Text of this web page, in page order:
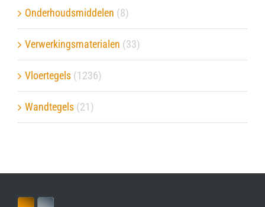
Onderhoudsmiddelen (8)
Verwerkingsmaterialen (33)
Vloertegels (1236)
Wandtegels (21)